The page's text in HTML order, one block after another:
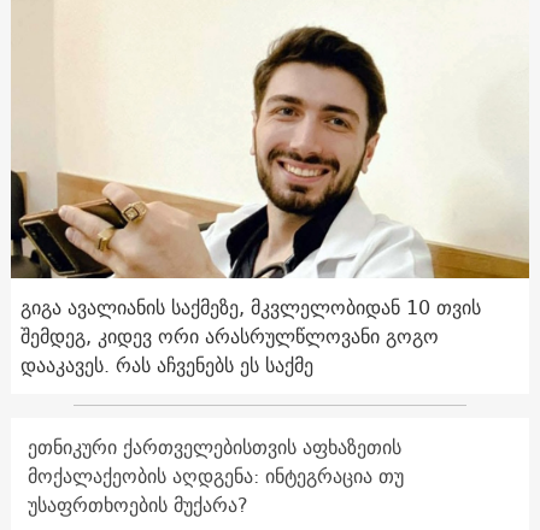
გიგა ავალიანის საქმეზე, მკვლელობიდან 10 თვის
შემდეგ, კიდევ ორი არასრულწლოვანი გოგო
დააკავეს. რას აჩვენებს ეს საქმე
ეთნიკური ქართველებისთვის აფხაზეთის
მოქალაქეობის აღდგენა: ინტეგრაცია თუ
უსაფრთხოების მუქარა?